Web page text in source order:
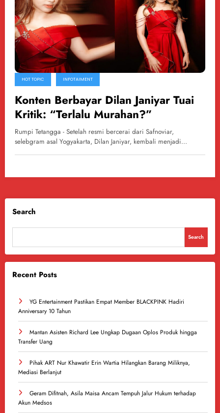
HOT TOPIC INFOTAIMENT
Konten Berbayar Dilan Janiyar Tuai
Kritik: “Terlalu Murahan?”
Rumpi Tetangga - Setelah resmi bercerai dari Safnoviar,
selebgram asal Yogyakarta, Dilan Janiyar, kembali menjadi…
Search
Search
Recent Posts
YG Entertainment Pastikan Empat Member BLACKPINK Hadiri
Anniversary 10 Tahun
Mantan Asisten Richard Lee Ungkap Dugaan Oplos Produk hingga
Transfer Uang
Pihak ART Nur Khawatir Erin Wartia Hilangkan Barang Miliknya,
Mediasi Berlanjut
Geram Difitnah, Asila Maisa Ancam Tempuh Jalur Hukum terhadap
Akun Medsos